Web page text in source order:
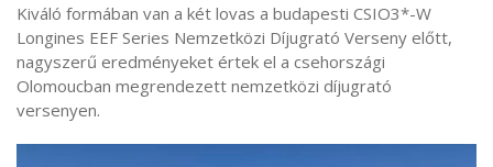
Kiváló formában van a két lovas a budapesti CSIO3*-W
Longines EEF Series Nemzetközi Díjugrató Verseny előtt,
nagyszerű eredményeket értek el a csehországi
Olomoucban megrendezett nemzetközi díjugrató
versenyen.